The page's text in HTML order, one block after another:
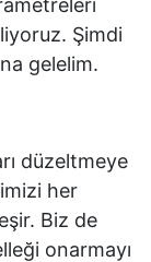
Şimdi
gelelim.
düzeltmeye
her
Biz de
onarmayı